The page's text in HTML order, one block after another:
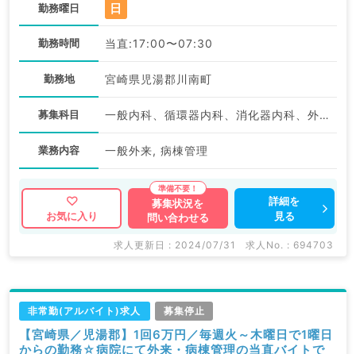
勤務曜日 日
勤務時間 当直:17:00〜07:30
勤務地 宮崎県児湯郡川南町
募集科目 一般内科、循環器内科、消化器内科、外科系全般、一般外科、消化器外科
業務内容 一般外来, 病棟管理
お気に入り
募集状況を
問い合わせる
詳細を
見る
求人更新日 : 2024/07/31 求人No. : 694703
非常勤(アルバイト)求人 募集停止
【宮崎県／児湯郡】1回6万円／毎週火～木曜日で1曜日
からの勤務☆病院にて外来・病棟管理の当直バイトで